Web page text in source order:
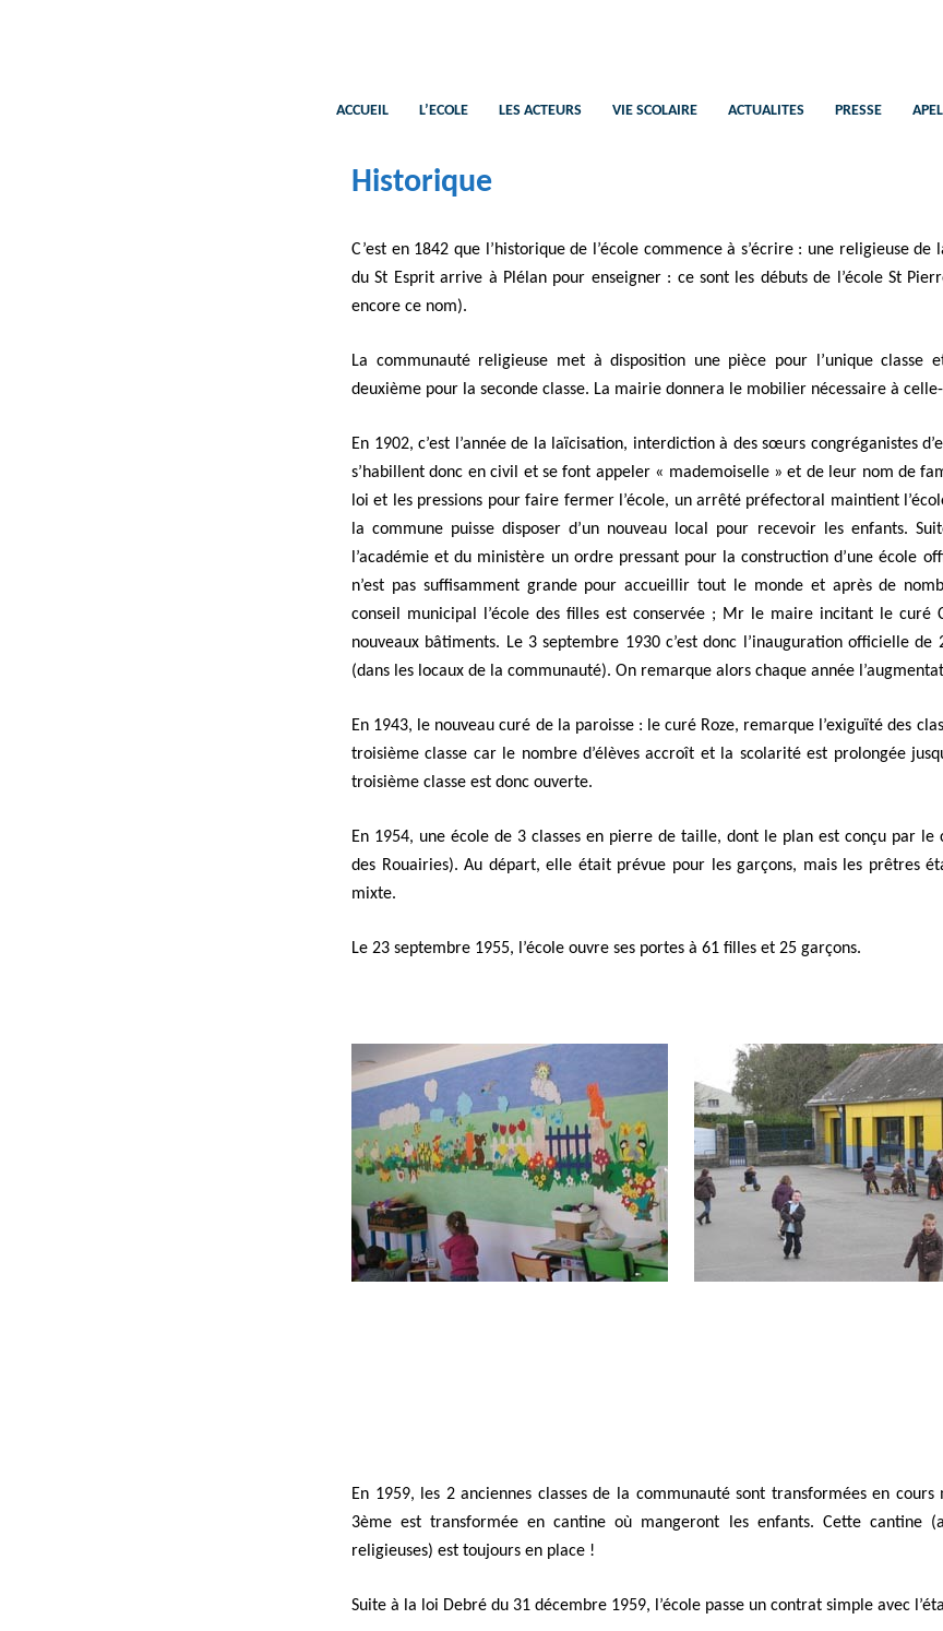
ACCUEIL L’ECOLE LES ACTEURS VIE SCOLAIRE ACTUALITES PRESSE APEL
Historique
C’est en 1842 que l’historique de l’école commence à s’écrire : une religieuse
du St Esprit arrive à Plélan pour enseigner : ce sont les débuts de l’école St
encore ce nom).
La communauté religieuse met à disposition une pièce pour l’unique classe
deuxième pour la seconde classe. La mairie donnera le mobilier nécessaire à
En 1902, c’est l’année de la laïcisation, interdiction à des sœurs congréganistes
s’habillent donc en civil et se font appeler « mademoiselle » et de leur nom de
loi et les pressions pour faire fermer l’école, un arrêté préfectoral maintient
la commune puisse disposer d’un nouveau local pour recevoir les enfants.
l’académie et du ministère un ordre pressant pour la construction d’une école
n’est pas suffisamment grande pour accueillir tout le monde et après de
conseil municipal l’école des filles est conservée ; Mr le maire incitant le curé
nouveaux bâtiments. Le 3 septembre 1930 c’est donc l’inauguration officielle de
(dans les locaux de la communauté). On remarque alors chaque année
En 1943, le nouveau curé de la paroisse : le curé Roze, remarque l’exiguïté des
troisième classe car le nombre d’élèves accroît et la scolarité est prolongée
troisième classe est donc ouverte.
En 1954, une école de 3 classes en pierre de taille, dont le plan est conçu par le
des Rouairies). Au départ, elle était prévue pour les garçons, mais les prêtres
mixte.
Le 23 septembre 1955, l’école ouvre ses portes à 61 filles et 25 garçons.
En 1959, les 2 anciennes classes de la communauté sont transformées en cours
3ème est transformée en cantine où mangeront les enfants. Cette cantine
religieuses) est toujours en place !
Suite à la loi Debré du 31 décembre 1959, l’école passe un contrat simple avec